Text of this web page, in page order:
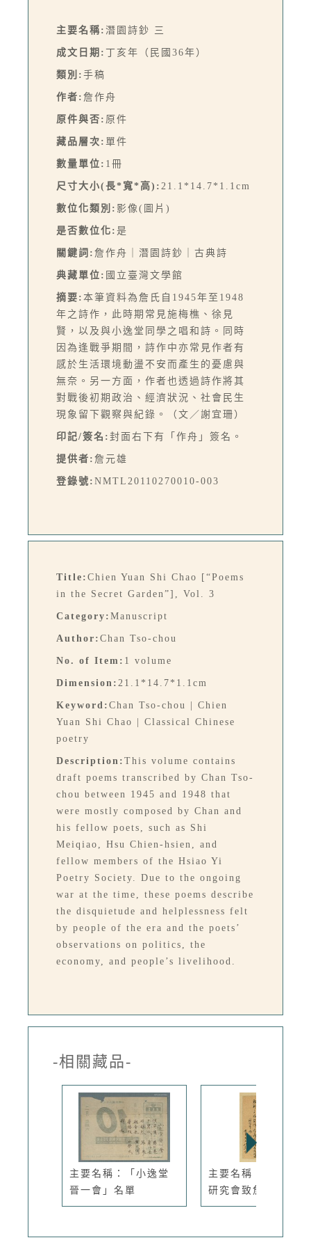
主要名稱: 潛園詩鈔 三
成文日期: 丁亥年（民國36年）
類別: 手稿
作者: 詹作舟
原件與否: 原件
藏品層次: 單件
數量單位: 1冊
尺寸大小(長*寬*高): 21.1*14.7*1.1cm
數位化類別: 影像(圖片)
是否數位化: 是
關鍵詞: 詹作舟｜潛園詩鈔｜古典詩
典藏單位: 國立臺灣文學館
摘要: 本筆資料為詹氏自1945年至1948
年之詩作，此時期常見施梅樵、徐見
賢，以及與小逸堂同學之唱和詩。同時
因為逢戰爭期間，詩作中亦常見作者有
感於生活環境動盪不安而產生的憂慮與
無奈。另一方面，作者也透過詩作將其
對戰後初期政治、經濟狀況、社會民生
現象留下觀察與紀錄。（文／謝宜珊）
印記/簽名: 封面右下有「作舟」簽名。
提供者: 詹元雄
登錄號: NMTL20110270010-003
Title: Chien Yuan Shi Chao [“Poems
in the Secret Garden”], Vol. 3
Category: Manuscript
Author: Chan Tso-chou
No. of Item: 1 volume
Dimension: 21.1*14.7*1.1cm
Keyword: Chan Tso-chou | Chien
Yuan Shi Chao | Classical Chinese
poetry
Description: This volume contains
draft poems transcribed by Chan Tso-
chou between 1945 and 1948 that
were mostly composed by Chan and
his fellow poets, such as Shi
Meiqiao, Hsu Chien-hsien, and
fellow members of the Hsiao Yi
Poetry Society. Due to the ongoing
war at the time, these poems describe
the disquietude and helplessness felt
by people of the era and the poets’
observations on politics, the
economy, and people’s livelihood.
-相關藏品-
主要名稱：「小逸堂
晉一會」名單
主要名稱：士華國文
研究會致詹...